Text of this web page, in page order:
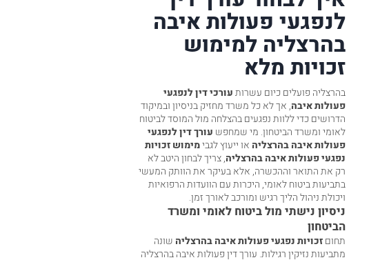
לנפגעי פעולות איבה
בהרצליה למימוש
זכויות מלא
בהרצליה פועלים כיום עשרותעורכי דין לנפגעי
פעולות איבה, אך לא כל משרד מחזיק בניסיון ובמיקוד
הדרושים כדי ללוות נפגעים בהצלחה מול המוסד לביטוח
לאומי ומשרד הביטחון. מי שמחפש עורך דין לנפגעי
פעולות איבה בהרצליה או ייעוץ לגבימימוש זכויות
נפגעי פעולות איבה בהרצליה, צריך לבחון היטב לא
רק את התואר וההכשרה, אלא בעיקר את הוותק המעשי
בתביעות ביטוח לאומי, היכרות עם הוועדות הרפואיות
ויכולת ניהול הליך רגיש ומורכב לאורך זמן.
ניסיון נישתי מול ביטוח לאומי ומשרד
הביטחון
תחוםזכויות נפגעי פעולות איבה בהרצליה שונה
מתביעות נזיקין רגילות. עורך דין פעולות איבה בהרצליה